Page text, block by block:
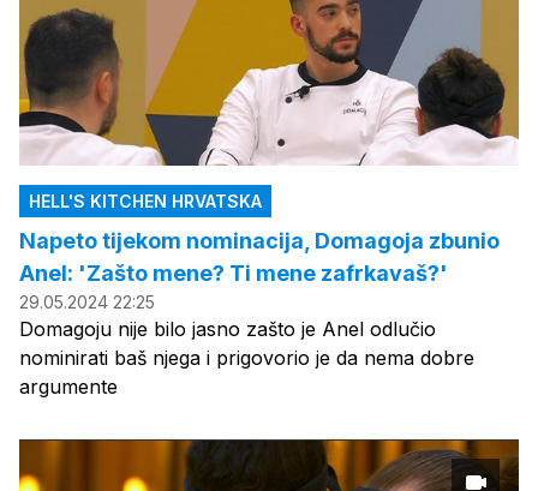
HELL'S KITCHEN HRVATSKA
Napeto tijekom nominacija, Domagoja zbunio
Anel: 'Zašto mene? Ti mene zafrkavaš?'
29.05.2024 22:25
Domagoju nije bilo jasno zašto je Anel odlučio
nominirati baš njega i prigovorio je da nema dobre
argumente